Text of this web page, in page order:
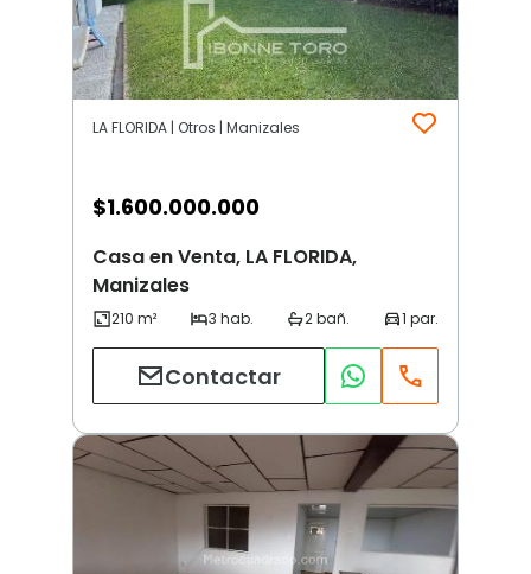
LA FLORIDA | Otros | Manizales
$1.600.000.000
Casa en Venta, LA FLORIDA,
Manizales
Contactar